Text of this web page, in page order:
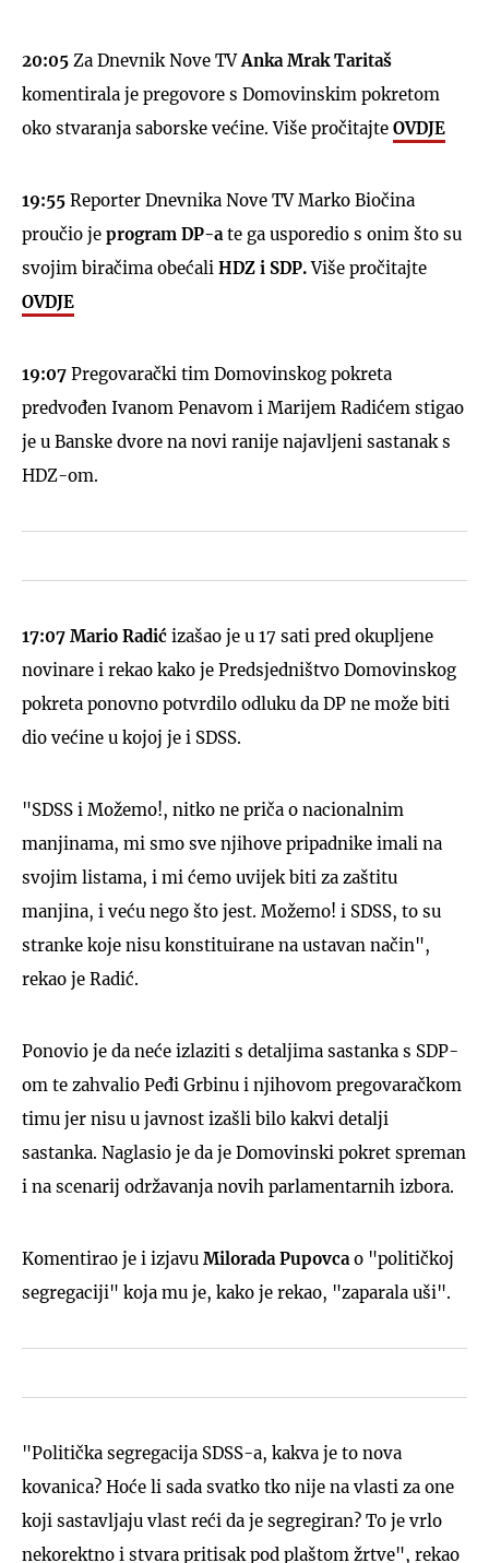
20:05 Za Dnevnik Nove TVAnka Mrak Taritaš
komentirala je pregovore s Domovinskim pokretom
oko stvaranja saborske većine. Više pročitajte OVDJE
19:55 Reporter Dnevnika Nove TV Marko Biočina
proučio je program DP-a te ga usporedio s onim što su
svojim biračima obećali HDZ i SDP.Više pročitajte
OVDJE
19:07 Pregovarački tim Domovinskog pokreta
predvođen Ivanom Penavom i Marijem Radićem stigao
je u Banske dvore na novi ranije najavljeni sastanak s
HDZ-om.
17:07 Mario Radić izašao je u 17 sati pred okupljene
novinare i rekao kako je Predsjedništvo Domovinskog
pokreta ponovno potvrdilo odluku da DP ne može biti
dio većine u kojoj je i SDSS.
"SDSS i Možemo!, nitko ne priča o nacionalnim
manjinama, mi smo sve njihove pripadnike imali na
svojim listama, i mi ćemo uvijek biti za zaštitu
manjina, i veću nego što jest. Možemo! i SDSS, to su
stranke koje nisu konstituirane na ustavan način",
rekao je Radić.
Ponovio je da neće izlaziti s detaljima sastanka s SDP-
om te zahvalio Peđi Grbinu i njihovom pregovaračkom
timu jer nisu u javnost izašli bilo kakvi detalji
sastanka. Naglasio je da je Domovinski pokret spreman
i na scenarij održavanja novih parlamentarnih izbora.
Komentirao je i izjavu Milorada Pupovca o "političkoj
segregaciji" koja mu je, kako je rekao, "zaparala uši".
"Politička segregacija SDSS-a, kakva je to nova
kovanica? Hoće li sada svatko tko nije na vlasti za one
koji sastavljaju vlast reći da je segregiran? To je vrlo
nekorektno i stvara pritisak pod plaštom žrtve", rekao